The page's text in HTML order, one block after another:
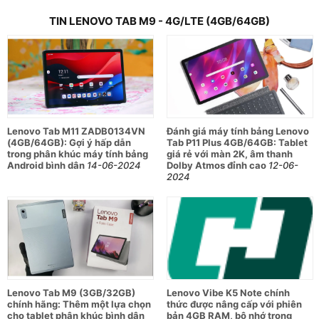
và 4GB RAM. Với dung lượng lưu trữ 64GB, bạn có thể thoải
mái lưu trữ hình ảnh, video và ứng dụng. Bên cạnh đó, với
thiết kế mỏng nhẹ, Lenovo Tab M9 là người bạn đồng hành lý
tưởng cho những chuyến đi. Kết nối 4G LTE giúp bạn luôn kết
nối với thế giới xung quanh mọi lúc mọi nơi.
Đặc điểm nổi bật:
Lenovo Tab M9 sở hữu thiết kế hiện đại, mỏng nhẹ, dễ
dàng mang theo bên mình.
Màn hình IPS 9 inch với độ phân giải HD+ mang đến
Trang bị chip MediaTek Helio G80 đảm bảo khả năng
xử lý mượt mà các tác vụ hàng ngày như lướt web,
xem phim, chơi game nhẹ.
Cả camera trước và sau đều đáp ứng tốt nhu cầu chụp
Viên pin Lithium-ion dung lượng 5100mAh cung cấp
TIN LENOVO TAB M9 - 4G/LTE (4GB/64GB)
Lenovo Tab M11 ZADB0134VN
(4GB/64GB): Gợi ý hấp dẫn
trong phân khúc máy tính bảng
Android bình dân 14-06-2024
Đánh giá máy tính bảng Lenovo
Tab P11 Plus 4GB/64GB: Tablet
giá rẻ với màn 2K, âm thanh
Dolby Atmos đỉnh cao 12-06-
2024
Lenovo Tab M9 (3GB/32GB)
chính hãng: Thêm một lựa chọn
cho tablet phân khúc bình dân
Lenovo Vibe K5 Note chính
thức được nâng cấp với phiên
bản 4GB RAM, bộ nhớ trong